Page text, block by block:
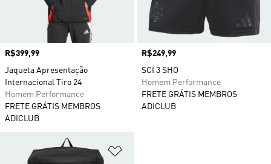
Preço
R$399,99
Jaqueta Apresentação
Internacional Tiro 24
Homem Performance
FRETE GRÁTIS MEMBROS
ADICLUB
Preço
R$249,99
SCI 3 SHO
Homem Performance
FRETE GRÁTIS MEMBROS
ADICLUB